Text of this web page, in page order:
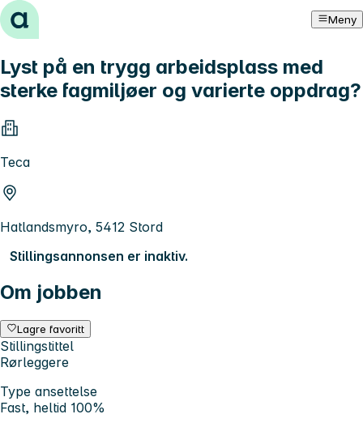
Hopp til innhold Meny
Lyst på en trygg arbeidsplass med
sterke fagmiljøer og varierte oppdrag?
Teca
Hatlandsmyro, 5412 Stord
Stillingsannonsen er inaktiv.
Om jobben
Lagre favoritt
Stillingstittel
Rørleggere
Type ansettelse
Fast, heltid 100%